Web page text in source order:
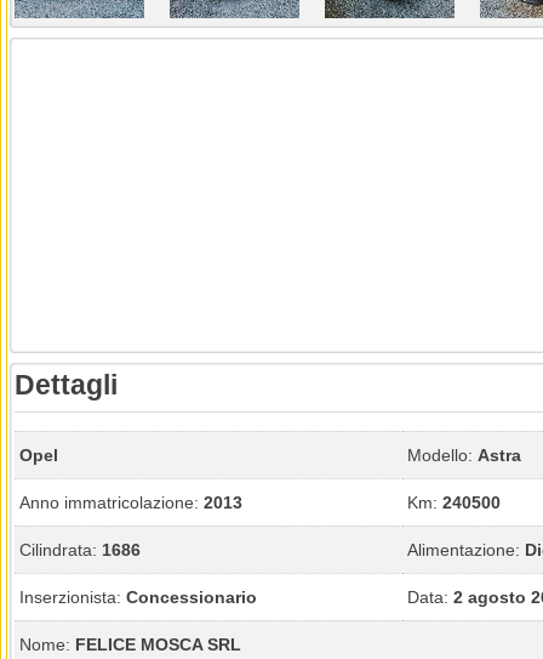
Dettagli
Opel Modello: Astra
Anno immatricolazione: 2013 Km: 240500
Cilindrata: 1686 Alimentazione:
Inserzionista: Concessionario Data: 2 agosto
Nome: FELICE MOSCA SRL